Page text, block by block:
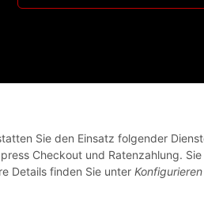
Sie den Einsatz folgender
Checkout und Ratenzahlung.
Details finden Sie unter Konfigurieren